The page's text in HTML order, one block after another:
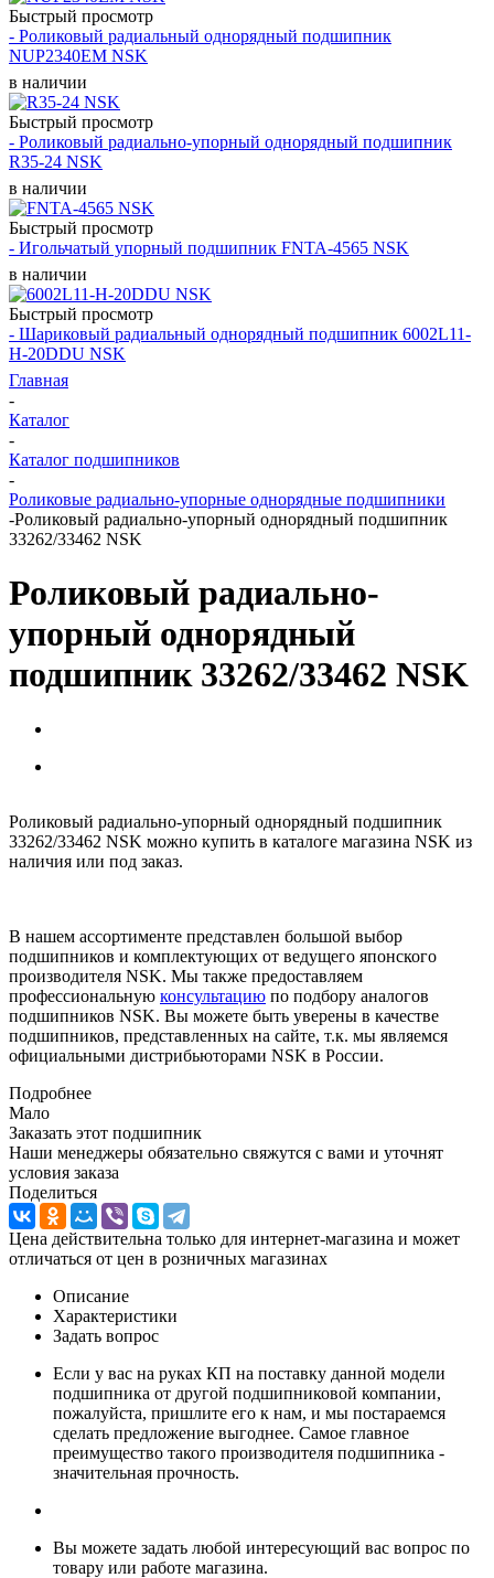
Быстрый просмотр
- Роликовый радиальный однорядный подшипник
NUP2340EM NSK
в наличии
Быстрый просмотр
- Роликовый радиально-упорный однорядный подшипник
R35-24 NSK
в наличии
Быстрый просмотр
- Игольчатый упорный подшипник FNTA-4565 NSK
в наличии
Быстрый просмотр
- Шариковый радиальный однорядный подшипник 6002L11-
H-20DDU NSK
Главная
-
Каталог
-
Каталог подшипников
-
Роликовые радиально-упорные однорядные подшипники
-Роликовый радиально-упорный однорядный подшипник
33262/33462 NSK
Роликовый радиально-
упорный однорядный
подшипник 33262/33462 NSK
Роликовый радиально-упорный однорядный подшипник
33262/33462 NSK можно купить в каталоге магазина NSK из
наличия или под заказ.
В нашем ассортименте представлен большой выбор
подшипников и комплектующих от ведущего японского
производителя NSK. Мы также предоставляем
профессиональную консультацию по подбору аналогов
подшипников NSK. Вы можете быть уверены в качестве
подшипников, представленных на сайте, т.к. мы являемся
официальными дистрибьюторами NSK в России.
Подробнее
Мало
Заказать этот подшипник
Наши менеджеры обязательно свяжутся с вами и уточнят
условия заказа
Поделиться
Цена действительна только для интернет-магазина и может
отличаться от цен в розничных магазинах
Описание
Характеристики
Задать вопрос
Если у вас на руках КП на поставку данной модели
подшипника от другой подшипниковой компании,
пожалуйста, пришлите его к нам, и мы постараемся
сделать предложение выгоднее. Самое главное
преимущество такого производителя подшипника -
значительная прочность.
Вы можете задать любой интересующий вас вопрос по
товару или работе магазина.